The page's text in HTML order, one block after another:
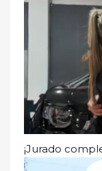
¡Jurado